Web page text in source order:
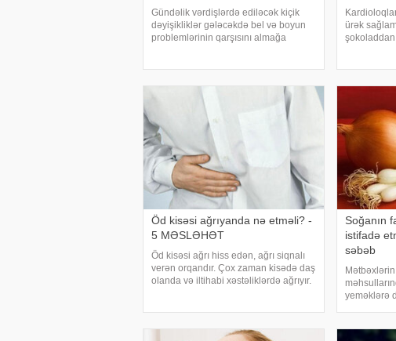
Gündəlik vərdişlərdə ediləcək kiçik
dəyişikliklər gələcəkdə bel və boyun
problemlərinin qarşısını almağa
onurğanın sağlam qalmasınd
ürək
şokoladdan
bildirir ki
Öd kisəsi ağrıyanda nə etməli? -
5 MƏSLƏHƏT
Öd kisəsi ağrı hiss edən, ağrı siqnalı
verən orqandır. Çox zaman kisədə daş
olanda və iltihabi xəstəliklərdə ağrıyır.
Soğanın
istifadə
səbəb
yeməklərə
vitaminlər,